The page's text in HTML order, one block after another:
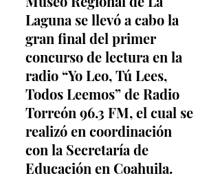
Laguna se llevó a cabo la
gran final del primer
concurso de lectura en la
radio “Yo Leo, Tú Lees,
Todos Leemos” de Radio
Torreón 96.3 FM, el cual se
realizó en coordinación
con la Secretaría de
Educación en Coahuila.